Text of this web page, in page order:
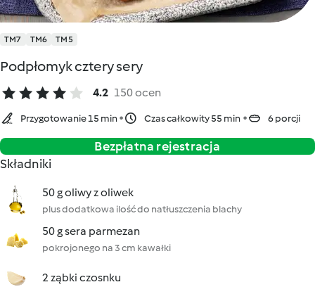
TM7 TM6 TM5
Podpłomyk cztery sery
4.2 150 ocen
Przygotowanie 15 min Czas całkowity 55 min 6 porcji
Bezpłatna rejestracja
Składniki
50 g oliwy z oliwek
plus dodatkowa ilość do natłuszczenia blachy
50 g sera parmezan
pokrojonego na 3 cm kawałki
2 ząbki czosnku